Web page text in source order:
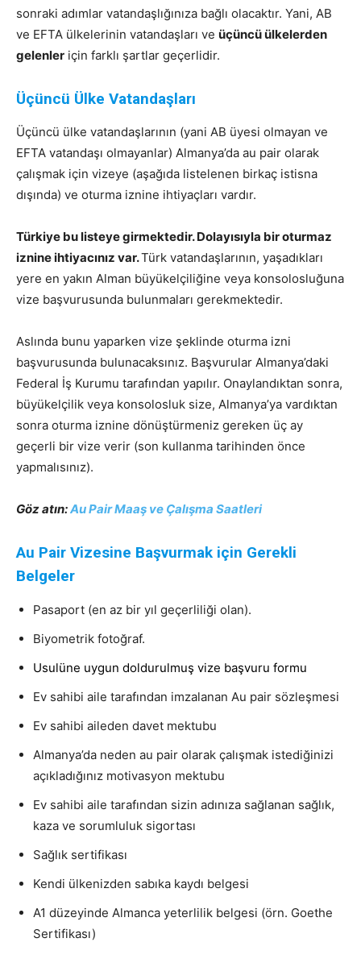
sonraki adımlar vatandaşlığınıza bağlı olacaktır. Yani, AB
ve EFTA ülkelerinin vatandaşları ve üçüncü ülkelerden
gelenler için farklı şartlar geçerlidir.
Üçüncü Ülke Vatandaşları
Üçüncü ülke vatandaşlarının (yani AB üyesi olmayan ve
EFTA vatandaşı olmayanlar) Almanya’da au pair olarak
çalışmak için vizeye (aşağıda listelenen birkaç istisna
dışında) ve oturma iznine ihtiyaçları vardır.
Türkiye bu listeye girmektedir. Dolayısıyla bir oturmaz
iznine ihtiyacınız var.Türk vatandaşlarının, yaşadıkları
yere en yakın Alman büyükelçiliğine veya konsolosluğuna
vize başvurusunda bulunmaları gerekmektedir.
Aslında bunu yaparken vize şeklinde oturma izni
başvurusunda bulunacaksınız. Başvurular Almanya’daki
Federal İş Kurumu tarafından yapılır. Onaylandıktan sonra,
büyükelçilik veya konsolosluk size, Almanya’ya vardıktan
sonra oturma iznine dönüştürmeniz gereken üç ay
geçerli bir vize verir (son kullanma tarihinden önce
yapmalısınız).
Göz atın:Au Pair Maaş ve Çalışma Saatleri
Au Pair Vizesine Başvurmak için Gerekli
Belgeler
Pasaport (en az bir yıl geçerliliği olan).
Biyometrik fotoğraf.
Usulüne uygun doldurulmuş vize başvuru formu
Ev sahibi aile tarafından imzalanan Au pair sözleşmesi
Ev sahibi aileden davet mektubu
Almanya’da neden au pair olarak çalışmak istediğinizi
açıkladığınız motivasyon mektubu
Ev sahibi aile tarafından sizin adınıza sağlanan sağlık,
kaza ve sorumluluk sigortası
Sağlık sertifikası
Kendi ülkenizden sabıka kaydı belgesi
A1 düzeyinde Almanca yeterlilik belgesi (örn. Goethe
Sertifikası)